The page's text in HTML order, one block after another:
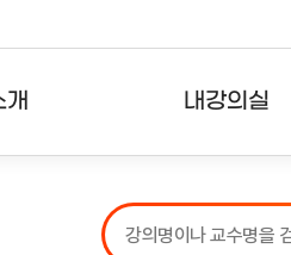
내강의실
강의리스트
수강확인증강의